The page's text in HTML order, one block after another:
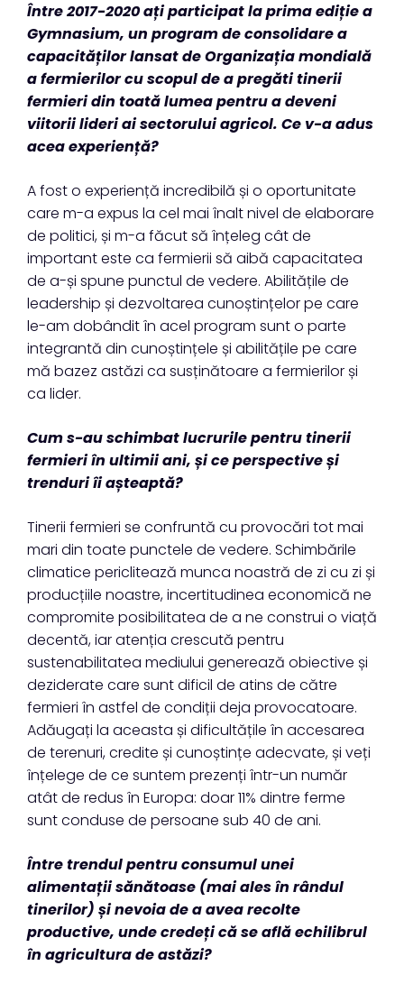
Între 2017-2020 ați participat la prima ediție a
Gymnasium, un program de consolidare a
capacităților lansat de Organizația mondială
a fermierilor cu scopul de a pregăti tinerii
fermieri din toată lumea pentru a deveni
viitorii lideri ai sectorului agricol. Ce v-a adus
acea experiență?
A fost o experiență incredibilă și o oportunitate
care m-a expus la cel mai înalt nivel de elaborare
de politici, și m-a făcut să înțeleg cât de
important este ca fermierii să aibă capacitatea
de a-și spune punctul de vedere. Abilitățile de
leadership și dezvoltarea cunoștințelor pe care
le-am dobândit în acel program sunt o parte
integrantă din cunoștințele și abilitățile pe care
mă bazez astăzi ca susținătoare a fermierilor și
ca lider.
Cum s-au schimbat lucrurile pentru tinerii
fermieri în ultimii ani, și ce perspective și
trenduri îi așteaptă?
Tinerii fermieri se confruntă cu provocări tot mai
mari din toate punctele de vedere. Schimbările
climatice periclitează munca noastră de zi cu zi și
producțiile noastre, incertitudinea economică ne
compromite posibilitatea de a ne construi o viață
decentă, iar atenția crescută pentru
sustenabilitatea mediului generează obiective și
deziderate care sunt dificil de atins de către
fermieri în astfel de condiții deja provocatoare.
Adăugați la aceasta și dificultățile în accesarea
de terenuri, credite și cunoștințe adecvate, și veți
înțelege de ce suntem prezenți într-un număr
atât de redus în Europa: doar 11% dintre ferme
sunt conduse de persoane sub 40 de ani.
Între trendul pentru consumul unei
alimentații sănătoase (mai ales în rândul
tinerilor) și nevoia de a avea recolte
productive, unde credeți că se află echilibrul
în agricultura de astăzi?